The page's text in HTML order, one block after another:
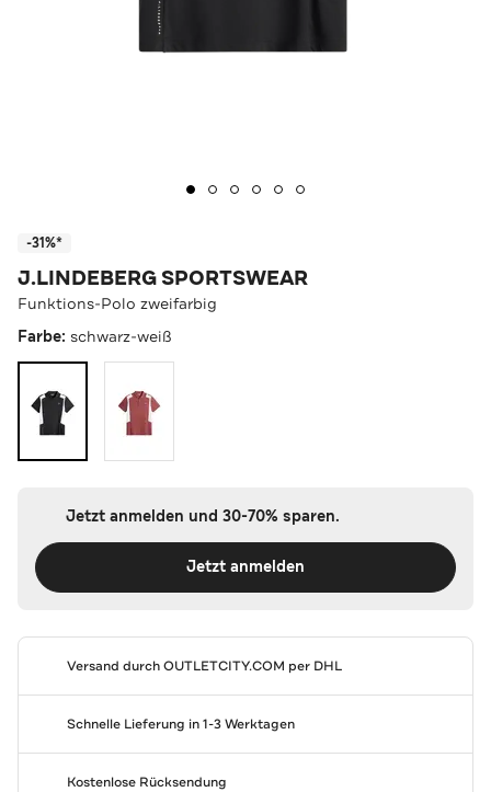
-31%*
J.LINDEBERG SPORTSWEAR
Funktions-Polo zweifarbig
Farbe: schwarz-weiß
Jetzt anmelden und 30-70% sparen.
Jetzt anmelden
Versand durchOUTLETCITY.COM per DHL
Schnelle Lieferung in 1-3 Werktagen
Kostenlose Rücksendung